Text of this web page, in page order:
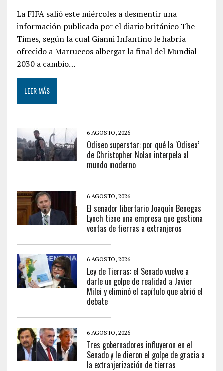
La FIFA salió este miércoles a desmentir una
información publicada por el diario británico The
Times, según la cual Gianni Infantino le habría
ofrecido a Marruecos albergar la final del Mundial
2030 a cambio…
LEER MÁS
6 AGOSTO, 2026
Odiseo superstar: por qué la ‘Odisea’
de Christopher Nolan interpela al
mundo moderno
6 AGOSTO, 2026
El senador libertario Joaquín Benegas
Lynch tiene una empresa que gestiona
ventas de tierras a extranjeros
6 AGOSTO, 2026
Ley de Tierras: el Senado vuelve a
darle un golpe de realidad a Javier
Milei y eliminó el capítulo que abrió el
debate
6 AGOSTO, 2026
Tres gobernadores influyeron en el
Senado y le dieron el golpe de gracia a
la extranjerización de tierras